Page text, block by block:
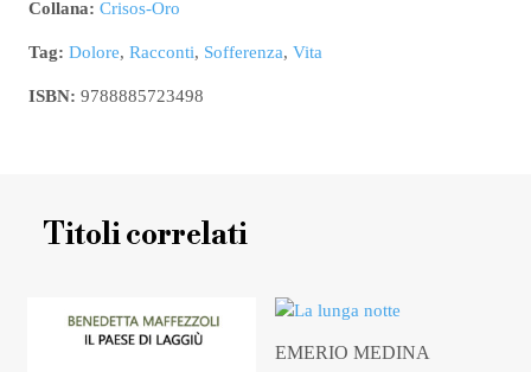
Collana: Crisos-Oro
Tag: Dolore, Racconti, Sofferenza, Vita
ISBN: 9788885723498
Titoli correlati
EMERIO MEDINA